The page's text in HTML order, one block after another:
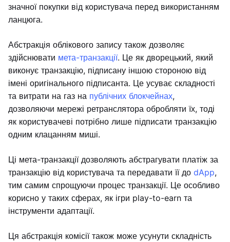
значної покупки від користувача перед використанням
ланцюга.
Абстракція облікового запису також дозволяє
здійснювати мета-транзакції. Це як дворецький, який
виконує транзакцію, підписану іншою стороною від
імені оригінального підписанта. Це усуває складності
та витрати на газ на публічних блокчейнах,
дозволяючи мережі ретранслятора обробляти їх, тоді
як користувачеві потрібно лише підписати транзакцію
одним клацанням миші.
Ці мета-транзакції дозволяють абстрагувати платіж за
транзакцію від користувача та передавати її до dApp,
тим самим спрощуючи процес транзакції. Це особливо
корисно у таких сферах, як ігри play-to-earn та
інструменти адаптації.
Ця абстракція комісії також може усунути складність